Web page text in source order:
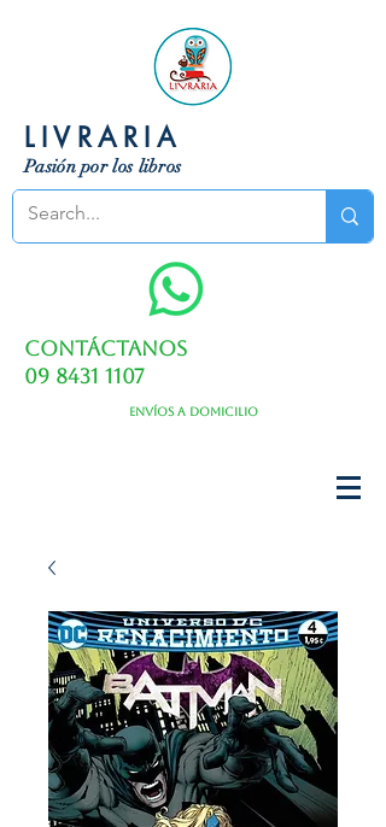
LIVRARIA
Pasión por los libros
Contáctanos
09 8431 1107
Envíos a domicilio